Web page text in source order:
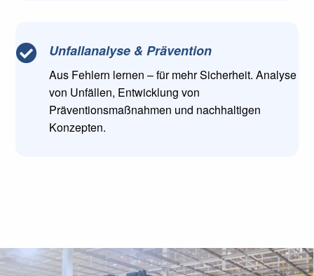
 Unfallanalyse & Prävention
Aus Fehlern lernen – für mehr Sicherheit. Analyse
von Unfällen, Entwicklung von
Präventionsmaßnahmen und nachhaltigen
Konzepten.